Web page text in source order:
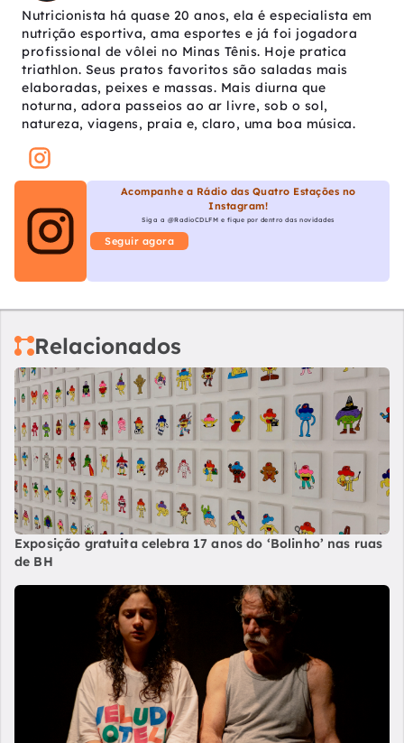
Nutricionista há quase 20 anos, ela é especialista em
nutrição esportiva, ama esportes e já foi jogadora
profissional de vôlei no Minas Tênis. Hoje pratica
triathlon. Seus pratos favoritos são saladas mais
elaboradas, peixes e massas. Mais diurna que
noturna, adora passeios ao ar livre, sob o sol,
natureza, viagens, praia e, claro, uma boa música.
Acompanhe a Rádio das Quatro Estações no
Instagram!
Siga a @RadioCDLFM e fique por dentro das novidades
Seguir agora
Relacionados
Exposição gratuita celebra 17 anos do ‘Bolinho’ nas ruas
de BH